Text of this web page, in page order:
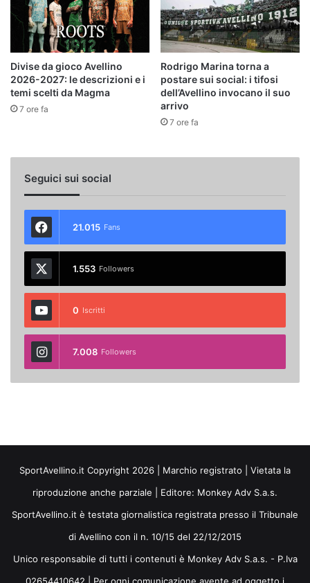
Divise da gioco Avellino
2026-2027: le descrizioni e i
temi scelti da Magma
7 ore fa
Rodrigo Marina torna a
postare sui social: i tifosi
dell’Avellino invocano il suo
arrivo
7 ore fa
Seguici sui social
21.015 Fans
1.553 Followers
0 Iscritti
7.008 Followers
SportAvellino.it Copyright 2026 | Marchio registrato | Vietata la
riproduzione anche parziale | Editore: Monkey Adv S.a.s.
SportAvellino.it è testata giornalistica registrata presso il Tribunale
di Avellino con il n. 10/15 del 22/12/2015
Unico responsabile di tutti i contenuti è Monkey Adv S.a.s. - P.Iva